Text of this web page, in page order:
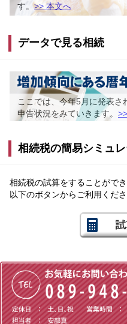
す。>> 本文へ
データで見る相続
ここでは、今年5月に発表
申告状況をみていきます。
相続税の簡易シミュ
相続税の試算をすることができ
以下のボタンからご利用くださ